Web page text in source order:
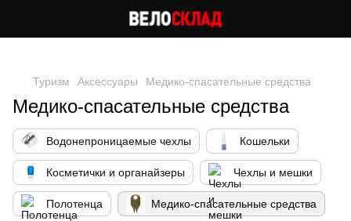
Туризм Аксессуары Медико-спасательные средства
Медико-спасательные средства
Водонепроницаемые чехлы Кошельки
Косметички и органайзеры Чехлы и мешки
Полотенца Медико-спасательные средства